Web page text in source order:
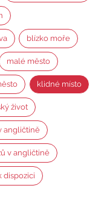
blízko moře
malé město
klidné místo
život
angličtině
v angličtině
dispozici